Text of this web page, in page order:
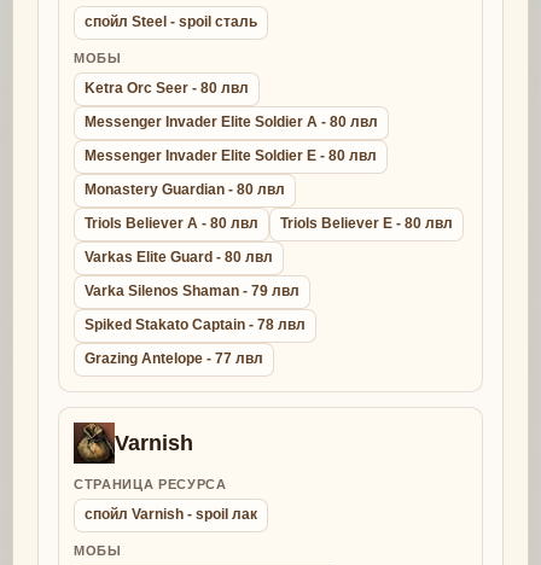
спойл Steel - spoil сталь
МОБЫ
Ketra Orc Seer - 80 лвл
Messenger Invader Elite Soldier A - 80 лвл
Messenger Invader Elite Soldier E - 80 лвл
Monastery Guardian - 80 лвл
Triols Believer A - 80 лвл
Triols Believer E - 80 лвл
Varkas Elite Guard - 80 лвл
Varka Silenos Shaman - 79 лвл
Spiked Stakato Captain - 78 лвл
Grazing Antelope - 77 лвл
Varnish
СТРАНИЦА РЕСУРСА
спойл Varnish - spoil лак
МОБЫ